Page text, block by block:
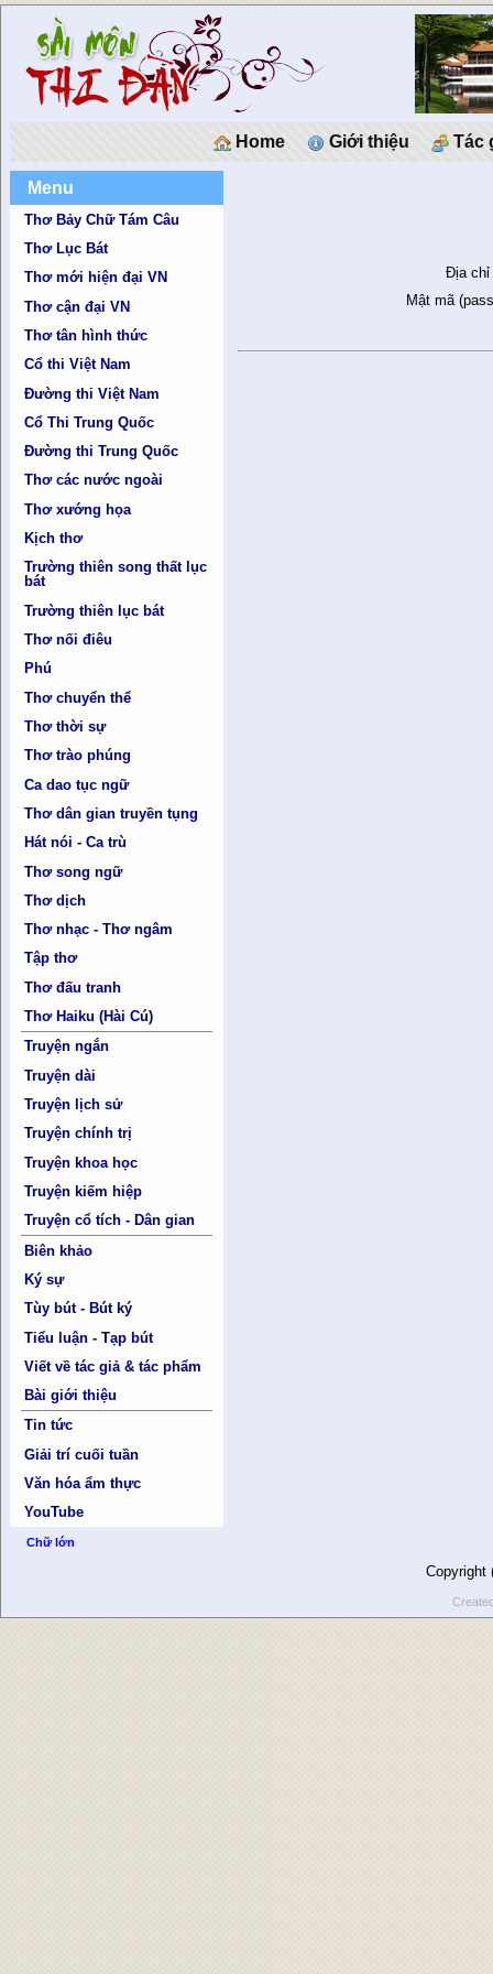
Home Giới thiệu Tác
Menu
Thơ Bảy Chữ Tám Câu
Thơ Lục Bát
Thơ mới hiện đại VN
Thơ cận đại VN
Thơ tân hình thức
Cổ thi Việt Nam
Đường thi Việt Nam
Cổ Thi Trung Quốc
Đường thi Trung Quốc
Thơ các nước ngoài
Thơ xướng họa
Kịch thơ
Trường thiên song thất lục
bát
Trường thiên lục bát
Thơ nối điêu
Phú
Thơ chuyển thể
Thơ thời sự
Thơ trào phúng
Ca dao tục ngữ
Thơ dân gian truyền tụng
Hát nói - Ca trù
Thơ song ngữ
Thơ dịch
Thơ nhạc - Thơ ngâm
Tập thơ
Thơ đấu tranh
Thơ Haiku (Hài Cú)
Truyện ngắn
Truyện dài
Truyện lịch sử
Truyện chính trị
Truyện khoa học
Truyện kiếm hiệp
Truyện cổ tích - Dân gian
Biên khảo
Ký sự
Tùy bút - Bút ký
Tiểu luận - Tạp bút
Viết về tác giả & tác phẩm
Bài giới thiệu
Tin tức
Giải trí cuối tuần
Văn hóa ẩm thực
YouTube
Chữ lớn
Địa chỉ
Mật mã
Copyright